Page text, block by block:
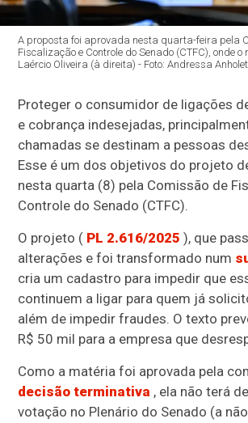
A proposta foi aprovada nesta quarta-feira pela
Fiscalização e Controle do Senado (CTFC), onde
Laércio Oliveira (à direita) - Foto: Andressa
Proteger o consumidor de ligações
e cobrança indesejadas,
chamadas se destinam a pessoas
Esse é um dos objetivos do projeto
nesta quarta (8) pela Comissão de
Controle do Senado (CTFC).
O projeto ( PL 2.616/2025 ), que
alterações e foi transformado num
cria um cadastro para impedir que
continuem a ligar para quem já
além de impedir fraudes. O texto
R$ 50 mil para a empresa que
Como a matéria foi aprovada pela
decisão terminativa , ela não terá
votação no Plenário do Senado (a